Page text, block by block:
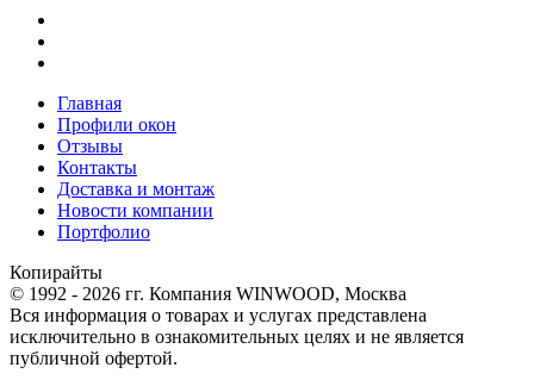
Главная
Профили окон
Отзывы
Контакты
Доставка и монтаж
Новости компании
Портфолио
Копирайты
© 1992 - 2026 гг. Компания WINWOOD, Москва
Вся информация о товарах и услугах представлена
исключительно в ознакомительных целях и не является
публичной офертой.